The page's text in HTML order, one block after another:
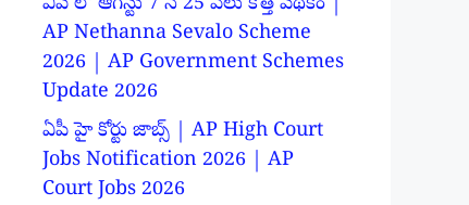
AP Nethanna Sevalo Scheme
2026 | AP Government Schemes
Update 2026
ఏపీ హై కోర్టు జాబ్స్ | AP High Court
Jobs Notification 2026 | AP
Court Jobs 2026